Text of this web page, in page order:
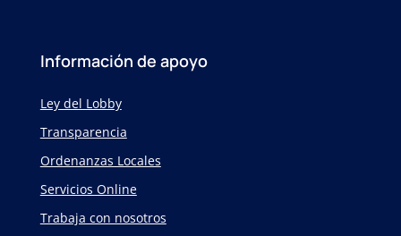
Información de apoyo
Ley del Lobby
Transparencia
Ordenanzas Locales
Servicios Online
Trabaja con nosotros